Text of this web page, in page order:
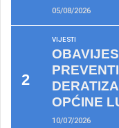
05/08/2026
VIJESTI
OPĆINE
10/07/2026